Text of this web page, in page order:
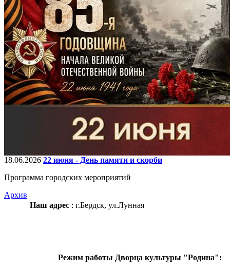
18.06.2026 22 июня - День памяти и скорби
Программа городских мероприятий
Архив
Наш адрес : г.Бердск, ул.Лунная
Режим работы Дворца культуры "Родина":